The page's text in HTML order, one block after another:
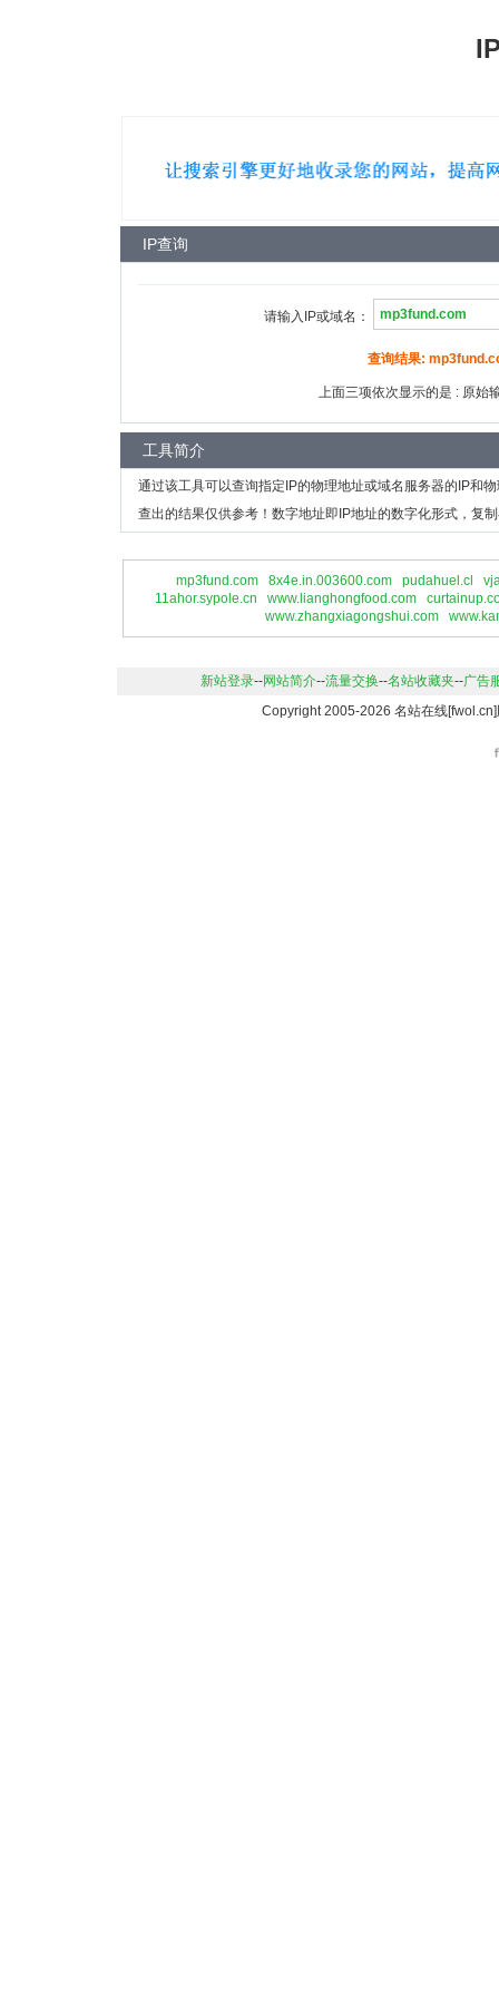
IP查询
请输入IP或域名：
查询结果:
上面三项依次显示的是 : 原始
工具简介
通过该工具可以查询指定IP的物理地址或域名服务器的IP和
查出的结果仅供参考！数字地址即IP地址的数字化形式，复
mp3fund.com 8x4e.in.003600.com pudahuel.cl
11ahor.sypole.cn
www.lianghongfood.com
www.zhangxiagongshui.com
新站登录--网站简介--流量交换--名站收藏夹--广告
Copyright 2005-2026 名站在线